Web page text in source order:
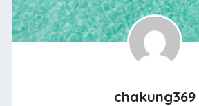
chakung369